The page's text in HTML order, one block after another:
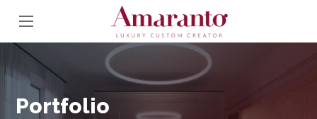
Portfolio